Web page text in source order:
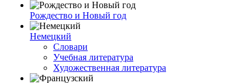
Рождество и Новый год
Немецкий
Словари
Учебная литература
Художественная литература